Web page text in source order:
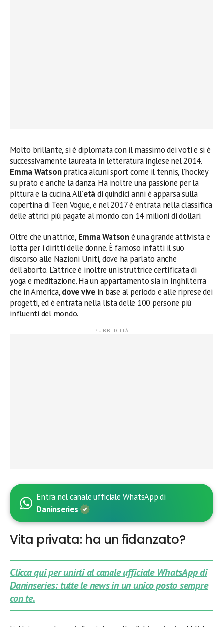
Molto brillante, si è diplomata con il massimo dei voti e si è
successivamente laureata in letteratura inglese nel 2014.
Emma Watsonpratica alcuni sport come il tennis, l’hockey
su prato e anche la danza. Ha inoltre una passione per la
pittura e la cucina. All’etàdi quindici anni è apparsa sulla
copertina di Teen Vogue, e nel 2017 è entrata nella classifica
delle attrici più pagate al mondo con 14 milioni di dollari.
Oltre che un’attrice, Emma Watsonè una grande attivista e
lotta per i diritti delle donne. È famoso infatti il suo
discorso alle Nazioni Uniti, dove ha parlato anche
dell’aborto. L’attrice è inoltre un’istruttrice certificata di
yoga e meditazione. Ha un appartamento sia in Inghilterra
che in America,dove vivein base al periodo e alle riprese dei
progetti, ed è entrata nella lista delle 100 persone più
influenti del mondo.
Entra nel canale ufficiale WhatsApp di
Daninseries
Vita privata: ha un fidanzato?
Clicca qui per unirti al canale ufficiale WhatsApp di
Daninseries: tutte le news in un unico posto sempre
con te.